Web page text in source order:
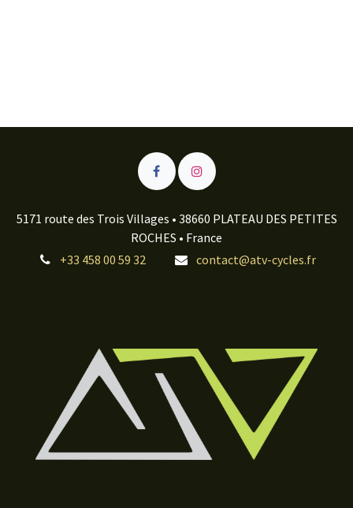
5171 route des Trois Villages • 38660 PLATEAU DES PETITES
ROCHES • France
+33 458 00 59 32
contact@atv-cycles.fr